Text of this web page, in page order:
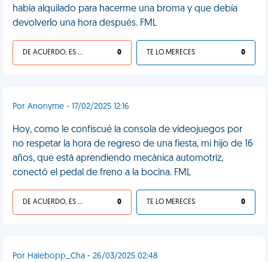
había alquilado para hacerme una broma y que debía
devolverlo una hora después. FML
DE ACUERDO, ES UNA VIDA HP 0 TE LO MERECES 0
Por Anonyme - 17/02/2025 12:16
Hoy, como le confiscué la consola de videojuegos por
no respetar la hora de regreso de una fiesta, mi hijo de 16
años, que está aprendiendo mecánica automotriz,
conectó el pedal de freno a la bocina. FML
DE ACUERDO, ES UNA VIDA HP 0 TE LO MERECES 0
Por Halebopp_Cha - 26/03/2025 02:48